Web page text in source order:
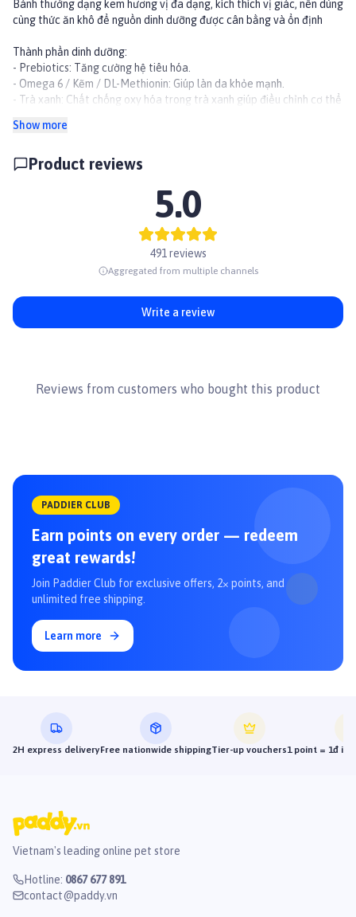
Bánh thưởng dạng kem hương vị đa dạng, kích thích vị giác, nên dùng
cùng thức ăn khô để nguồn dinh dưỡng được cân bằng và ổn định
Thành phần dinh dưỡng:
- Prebiotics: Tăng cường hệ tiêu hóa.
- Omega 6 / Kẽm / DL-Methionin: Giúp làn da khỏe mạnh.
- Trà xanh: Chất chống oxy hóa trong trà xanh giúp điều chỉnh cơ thể
- Taurine: Tăng cường hệ miễn dịch và thị giác.
- Taurine: Cải thiện thị giác.
Mèo Con (Ăn dặm -> 1 năm tuổi): 1-> 3kg --> 1-> 2 gói/ ngày
Mèo trưởng thành (hơn 1 năm tuổi):
3-> 5kg --> 3-> 4 gói/ ngày
Bảo quản nơi khô ráo thoáng mát, tránh tiếp xúc với ánh sáng mặt
trời, ướp lạnh sau khi mở và sử dụng trong vòng 24 giờ.
Show more
Product reviews
5.0
491 reviews
Aggregated from multiple channels
Write a review
Reviews from customers who bought this product
PADDIER CLUB
Earn points on every order — redeem
great rewards!
Join Paddier Club for exclusive offers, 2× points, and
unlimited free shipping.
Learn more
2H express deliveryFree nationwide shippingTier-up vouchers1 point = 1đ
Vietnam's leading online pet store
Hotline: 0867 677 891
contact@paddy.vn